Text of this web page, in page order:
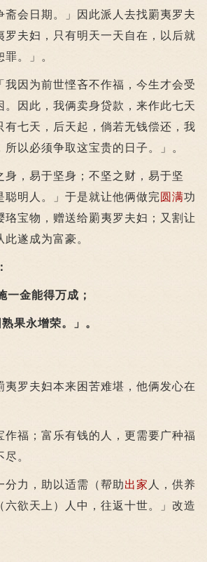
会日期。」因此派人去找罽夷罗夫
夫妇，只有明天一天自在，以后就
。」。
因为前世悭吝不作福，今生才会受
因此，我俩卖身贷款，来作此七天
七天，后天起，倘若无钱偿还，我
以必须争取这宝贵的日子。」。
，易于坚身；不坚之财，易于坚
明人。」于是就让他俩做完圆满功
宝物，赠送给罽夷罗夫妇；又割让
遂成为富豪。
金能得万成；
永增荣。」。
罗夫妇本来困苦难堪，他俩发心在
福；富乐有钱的人，更需要广种福
。
分力，助以适需（帮助出家 人，供养
欲天上）人中，往返十世。」改造